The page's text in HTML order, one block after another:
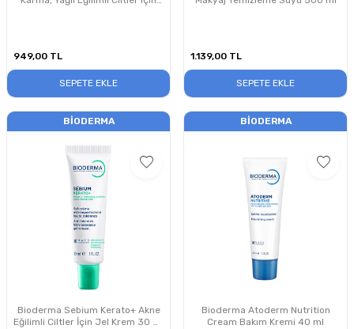
949,00 TL
SEPETE EKLE
1.139,00 TL
SEPETE EKLE
BIODERMA
Bioderma Sebium Kerato+ Akne
Eğilimli Ciltler İçin Jel Krem 30 ml
BIODERMA
Bioderma Atoderm Nutrition
Cream Bakım Kremi 40 ml